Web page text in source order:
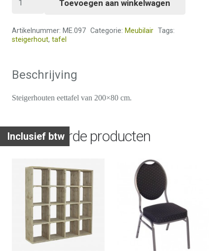
Inclusief btw
200x80
aantal
Toevoegen aan winkelwagen
Artikelnummer: ME.097 Categorie: Meubilair Tags:
steigerhout, tafel
Beschrijving
Steigerhouten eettafel van 200×80 cm.
Gerelateerde producten